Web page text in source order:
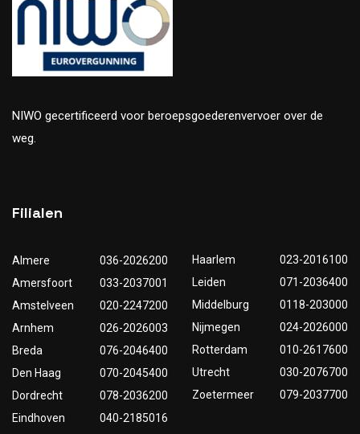
NIWO gecertificeerd voor beroepsgoederenvervoer over de
weg.
Filialen
Almere
036-2026200
Amersfoort
033-2037001
Amstelveen
020-2247200
Arnhem
026-2026003
Breda
076-2046400
Den Haag
070-2045400
Dordrecht
078-2036200
Eindhoven
040-2185016
Haarlem
023-2016100
Leiden
071-2036400
Middelburg
0118-203000
Nijmegen
024-2026000
Rotterdam
010-2617600
Utrecht
030-2076700
Zoetermeer
079-2037700